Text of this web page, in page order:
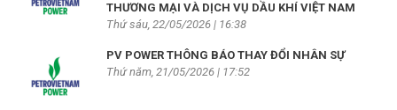
THƯƠNG MẠI VÀ DỊCH VỤ DẦU KHÍ VIỆT NAM
Thứ sáu, 22/05/2026 | 16:38
PV POWER THÔNG BÁO THAY ĐỔI NHÂN SỰ
Thứ năm, 21/05/2026 | 17:52